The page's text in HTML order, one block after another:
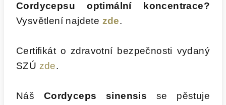
Cordycepsu optimální koncentrace?
Vysvětlení najdete zde.
Certifikát o zdravotní bezpečnosti vydaný
SZÚ zde.
Náš Cordyceps sinensis se pěstuje